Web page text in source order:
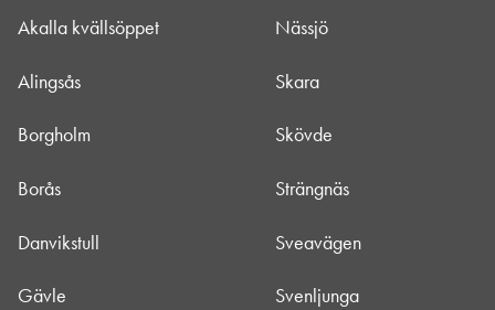
Akalla kvällsöppet
Alingsås
Borgholm
Borås
Danvikstull
Gävle
Nässjö
Skara
Skövde
Strängnäs
Sveavägen
Svenljunga